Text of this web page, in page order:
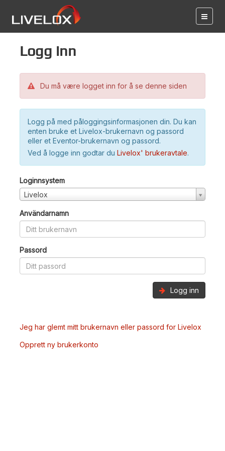
Logg inn
Du må være logget inn for å se denne siden
Logg på med påloggingsinformasjonen din. Du kan
enten bruke et Livelox-brukernavn og passord
eller et Eventor-brukernavn og passord.
Ved å logge inn godtar du Livelox' brukeravtale.
Loginnsystem
Livelox
Användarnamn
Passord
Logg inn
Jeg har glemt mitt brukernavn eller passord for Livelox
Opprett ny brukerkonto